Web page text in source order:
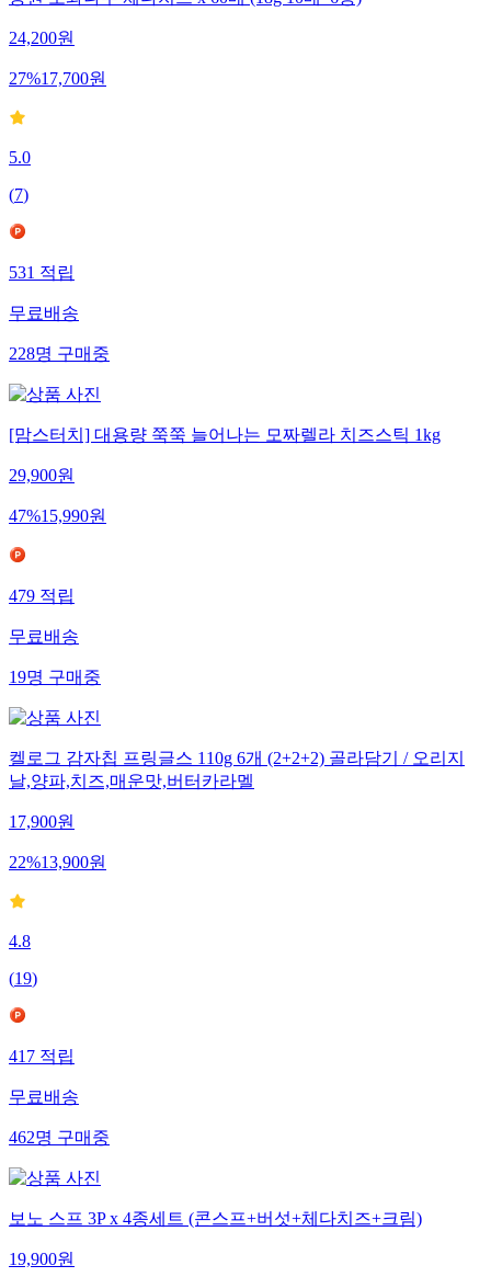
동원 소와나무 체다치즈 x 60매 (18g 10매*6봉)
24,200원
27%17,700원
5.0
(7)
531적립
무료배송
228명구매중
[맘스터치] 대용량 쭉쭉 늘어나는 모짜렐라 치즈스틱 1kg
29,900원
47%15,990원
479적립
무료배송
19명구매중
켈로그 감자칩 프링글스 110g 6개 (2+2+2) 골라담기 / 오리지
날,양파,치즈,매운맛,버터카라멜
17,900원
22%13,900원
4.8
(19)
417적립
무료배송
462명구매중
보노 스프 3P x 4종세트 (콘스프+버섯+체다치즈+크림)
19,900원